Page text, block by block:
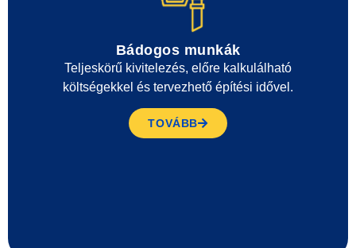
Bádogos munkák
Teljeskörű kivitelezés, előre kalkulálható
költségekkel és tervezhető építési idővel.
TOVÁBB